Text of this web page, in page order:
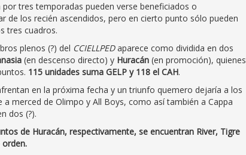
por tres temporadas pueden verse beneficiados o
de los recién ascendidos, pero en cierto punto sólo pueden
tres cuadros.
plenos (?) del CCIELLPEDaparece como dividida en dos
(en descenso directo) y Huracán (en promoción), quienes
115 unidades suma GELP y 118 el CAH.
en la próxima fecha y un triunfo quemero dejaría a los
a merced de Olimpo y All Boys, como así también a Cappa
dos (?).
de Huracán, respectivamente, se encuentran River, Tigre
orden.